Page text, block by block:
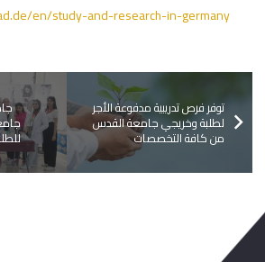
en/study-and-research-in-germany
للطلبة
توفر فرص تدريبية مدفوعة الأجر
لطلبة وخريجي جامعة القدس
من كافة التخصصات